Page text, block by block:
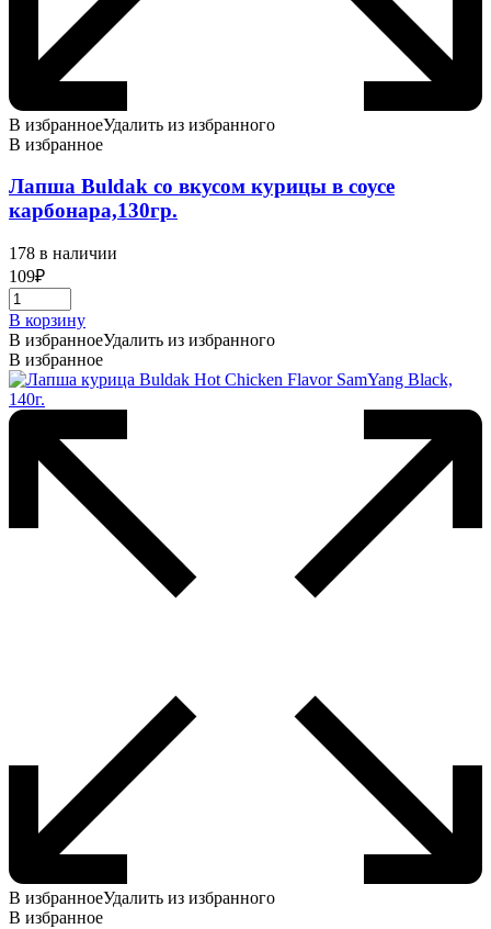
В избранноеУдалить из избранного
В избранное
Лапша Buldak со вкусом курицы в соусе
карбонара,130гр.
178 в наличии
109₽
В корзину
В избранноеУдалить из избранного
В избранное
В избранноеУдалить из избранного
В избранное